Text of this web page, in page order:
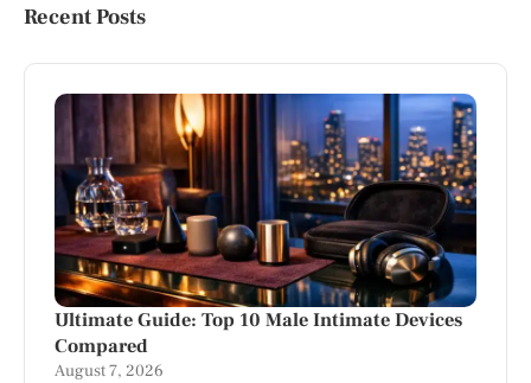
Recent Posts
Ultimate Guide: Top 10 Male Intimate Devices
Compared
August 7, 2026